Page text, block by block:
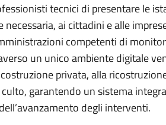
tecnici di presentare le
ai cittadini e alle
competenti di
un unico ambiente digitale
privata, alla
garantendo un sistema
degli interventi.